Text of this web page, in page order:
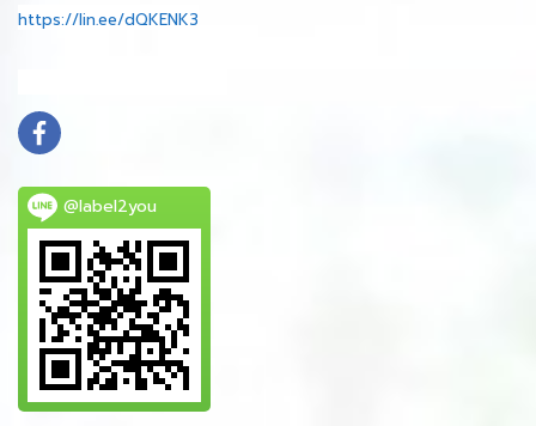
https://lin.ee/dQKENK3
@label2you